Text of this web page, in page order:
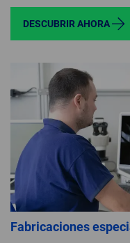
DESCUBRIR AHORA
Fabricaciones